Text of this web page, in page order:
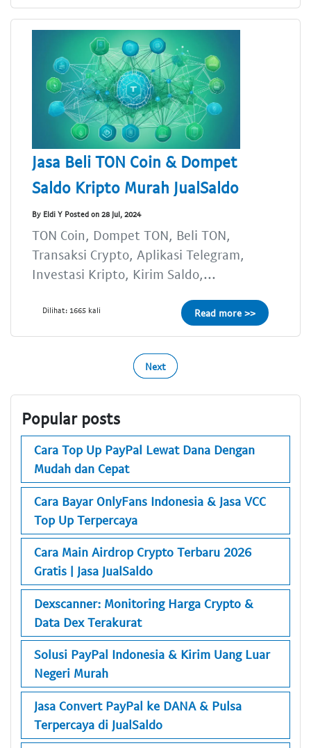
Jasa Beli TON Coin & Dompet
Saldo Kripto Murah JualSaldo
By Eldi Y Posted on 28 Jul, 2024
TON Coin, Dompet TON, Beli TON,
Transaksi Crypto, Aplikasi Telegram,
Investasi Kripto, Kirim Saldo,...
Dilihat: 1665 kali Read more >>
Next
Popular posts
Cara Top Up PayPal Lewat Dana Dengan
Mudah dan Cepat
Cara Bayar OnlyFans Indonesia & Jasa VCC
Top Up Terpercaya
Cara Main Airdrop Crypto Terbaru 2026
Gratis | Jasa JualSaldo
Dexscanner: Monitoring Harga Crypto &
Data Dex Terakurat
Solusi PayPal Indonesia & Kirim Uang Luar
Negeri Murah
Jasa Convert PayPal ke DANA & Pulsa
Terpercaya di JualSaldo